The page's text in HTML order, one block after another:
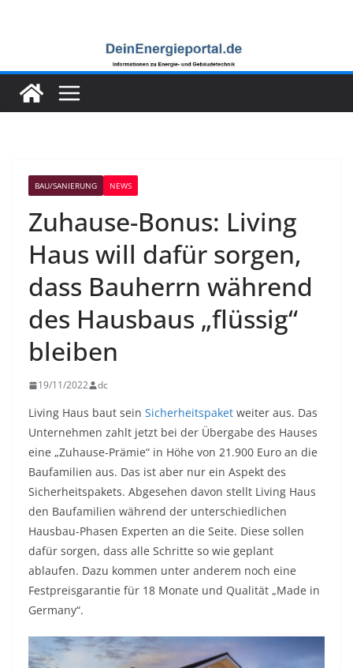
BAU/SANIERUNG NEWS
Zuhause-Bonus: Living
Haus will dafür sorgen,
dass Bauherrn während
des Hausbaus „flüssig“
bleiben
19/11/2022 dc
Living Haus baut sein Sicherheitspaket weiter aus. Das
Unternehmen zahlt jetzt bei der Übergabe des Hauses
eine „Zuhause-Prämie“ in Höhe von 21.900 Euro an die
Baufamilien aus. Das ist aber nur ein Aspekt des
Sicherheitspakets. Abgesehen davon stellt Living Haus
den Baufamilien während der unterschiedlichen
Hausbau-Phasen Experten an die Seite. Diese sollen
dafür sorgen, dass alle Schritte so wie geplant
ablaufen. Dazu kommen unter anderem noch eine
Festpreisgarantie für 18 Monate und Qualität „Made in
Germany“.